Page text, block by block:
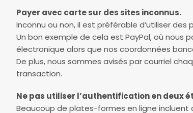
Payer avec carte sur des sites inconnus.
Inconnu ou non, il est préférable d’utiliser des
Un bon exemple de cela est PayPal, où nous
électronique alors que nos coordonnées
De plus, nous sommes avisés par courriel
transaction.
Ne pas utiliser l’authentification en deux
Beaucoup de plates-formes en ligne incluent